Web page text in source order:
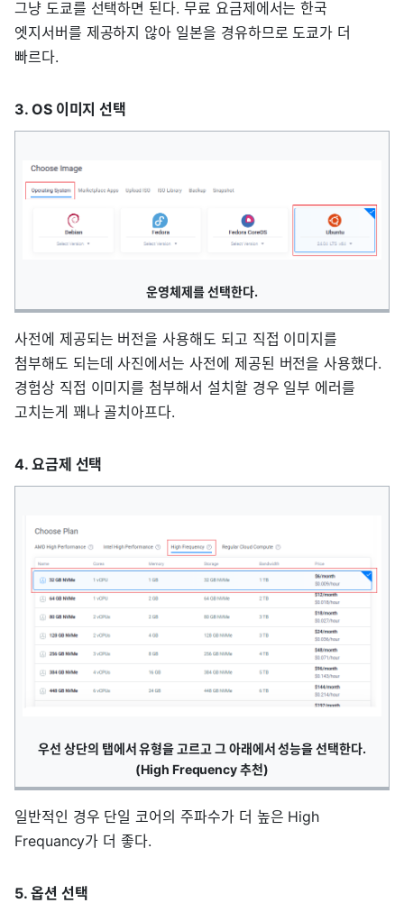
그냥 도쿄를 선택하면 된다. 무료 요금제에서는 한국
엣지서버를 제공하지 않아 일본을 경유하므로 도쿄가 더
빠르다.
3. OS 이미지 선택
운영체제를 선택한다.
사전에 제공되는 버전을 사용해도 되고 직접 이미지를
첨부해도 되는데 사진에서는 사전에 제공된 버전을 사용했다.
경험상 직접 이미지를 첨부해서 설치할 경우 일부 에러를
고치는게 꽤나 골치아프다.
4. 요금제 선택
우선 상단의 탭에서 유형을 고르고 그 아래에서 성능을 선택한다.
(High Frequency 추천)
일반적인 경우 단일 코어의 주파수가 더 높은 High
Frequancy가 더 좋다.
5. 옵션 선택